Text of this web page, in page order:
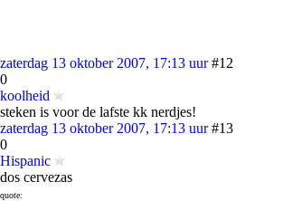
zaterdag 13 oktober 2007, 17:13 uur #12
0
koolheid
steken is voor de lafste kk nerdjes!
zaterdag 13 oktober 2007, 17:13 uur #13
0
Hispanic
dos cervezas
quote: